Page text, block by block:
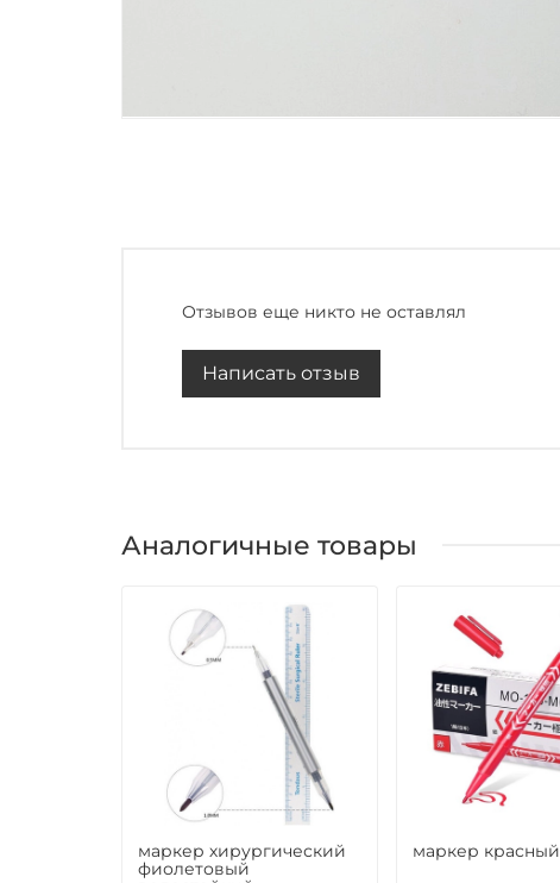
Отзывов еще никто не оставлял
Написать отзыв
Аналогичные товары
маркер хирургический
фиолетовый
маркер красный